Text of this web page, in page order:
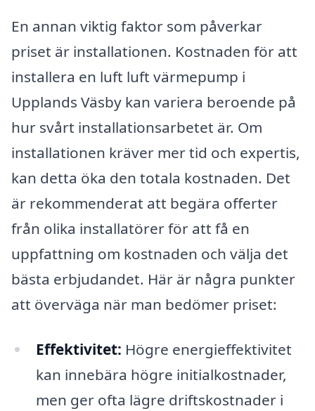
En annan viktig faktor som påverkar
priset är installationen. Kostnaden för att
installera en luft luft värmepump i
Upplands Väsby kan variera beroende på
hur svårt installationsarbetet är. Om
installationen kräver mer tid och expertis,
kan detta öka den totala kostnaden. Det
är rekommenderat att begära offerter
från olika installatörer för att få en
uppfattning om kostnaden och välja det
bästa erbjudandet. Här är några punkter
att överväga när man bedömer priset:
Effektivitet: Högre energieffektivitet
kan innebära högre initialkostnader,
men ger ofta lägre driftskostnader i